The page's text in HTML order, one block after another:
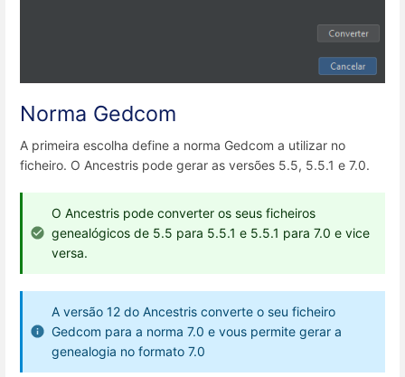
Norma Gedcom
A primeira escolha define a norma Gedcom a utilizar no
ficheiro. O Ancestris pode gerar as versões 5.5, 5.5.1 e 7.0.
O Ancestris pode converter os seus ficheiros
genealógicos de 5.5 para 5.5.1 e 5.5.1 para 7.0 e vice
versa.
A versão 12 do Ancestris converte o seu ficheiro
Gedcom para a norma 7.0 e vous permite gerar a
genealogia no formato 7.0